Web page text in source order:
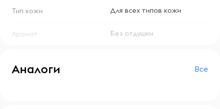
Тип кожи Для всех типов кожи
Аромат Без отдушки
Аналоги Все